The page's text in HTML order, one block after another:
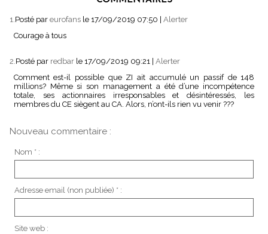
1.Posté par eurofans le 17/09/2019 07:50
Alerter
Courage à tous
2.Posté par redbar le 17/09/2019 09:21 Alerter
Comment est-il possible que ZI ait accumulé un passif de 148
millions? Même si son management a été d’une incompétence
totale, ses actionnaires irresponsables et désintéressés, les
membres du CE siègent au CA. Alors, n’ont-ils rien vu venir ???
Nouveau commentaire :
Nom * :
Adresse email (non publiée) * :
Site web :